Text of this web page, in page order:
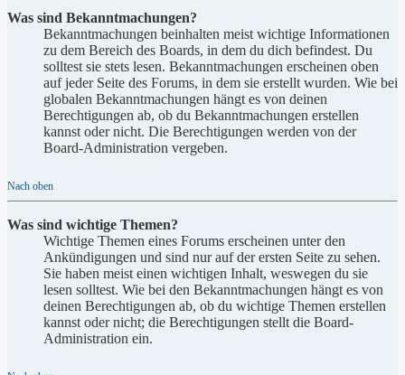
Was sind Bekanntmachungen?
Bekanntmachungen beinhalten meist wichtige Informationen
zu dem Bereich des Boards, in dem du dich befindest. Du
solltest sie stets lesen. Bekanntmachungen erscheinen oben
auf jeder Seite des Forums, in dem sie erstellt wurden. Wie bei
globalen Bekanntmachungen hängt es von deinen
Berechtigungen ab, ob du Bekanntmachungen erstellen
kannst oder nicht. Die Berechtigungen werden von der
Board-Administration vergeben.
Nach oben
Was sind wichtige Themen?
Wichtige Themen eines Forums erscheinen unter den
Ankündigungen und sind nur auf der ersten Seite zu sehen.
Sie haben meist einen wichtigen Inhalt, weswegen du sie
lesen solltest. Wie bei den Bekanntmachungen hängt es von
deinen Berechtigungen ab, ob du wichtige Themen erstellen
kannst oder nicht; die Berechtigungen stellt die Board-
Administration ein.